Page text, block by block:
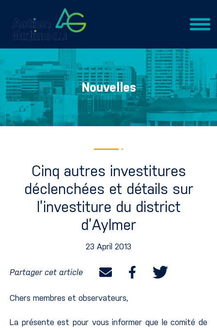
Nouvelles
Cinq autres investitures
déclenchées et détails sur
l’investiture du district
d’Aylmer
23 April 2013
Partager cet article
Chers membres et observateurs,
La présente est pour vous informer que le comité de